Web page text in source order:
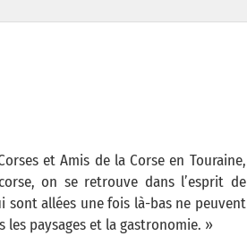
et Amis de la Corse en Touraine,
on se retrouve dans l’esprit de
sont allées une fois là-bas ne peuvent
les paysages et la gastronomie. »